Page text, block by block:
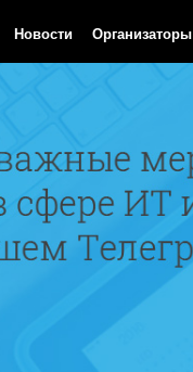
Новости Организаторы